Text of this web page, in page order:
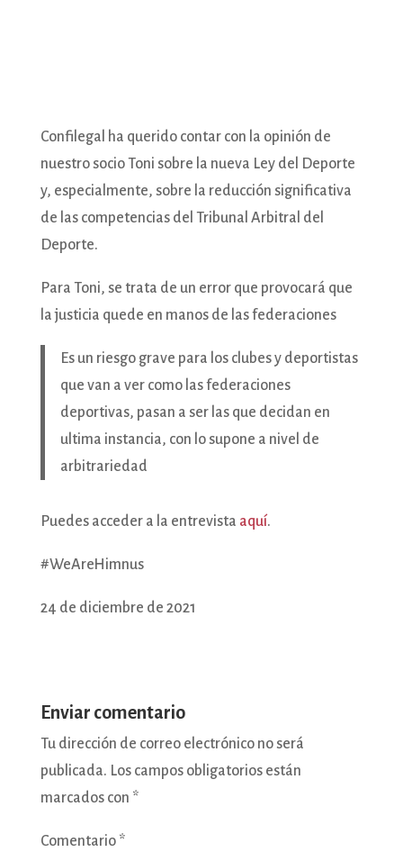
Confilegal ha querido contar con la opinión de
nuestro socio Toni sobre la nueva Ley del Deporte
y, especialmente, sobre la reducción significativa
de las competencias del Tribunal Arbitral del
Deporte.
Para Toni, se trata de un error que provocará que
la justicia quede en manos de las federaciones
Es un riesgo grave para los clubes y deportistas
que van a ver como las federaciones
deportivas, pasan a ser las que decidan en
ultima instancia, con lo supone a nivel de
arbitrariedad
Puedes acceder a la entrevista aquí.
#WeAreHimnus
24 de diciembre de 2021
Enviar comentario
Tu dirección de correo electrónico no será
publicada. Los campos obligatorios están
marcados con *
Comentario *